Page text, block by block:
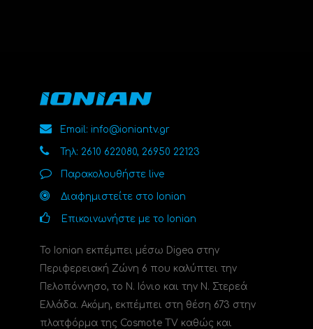
Email: info@ioniantv.gr
Τηλ: 2610 622080, 26950 22123
Παρακολουθήστε live
Διαφημιστείτε στο Ionian
Επικοινωνήστε με το Ionian
Το Ionian εκπέμπει μέσω Digea στην
Περιφερειακή Ζώνη 6 που καλύπτει την
Πελοπόννησο, το N. Ιόνιο και την Ν. Στερεά
Ελλάδα. Ακόμη, εκπέμπει στη θέση 673 στην
πλατφόρμα της Cosmote TV καθώς και